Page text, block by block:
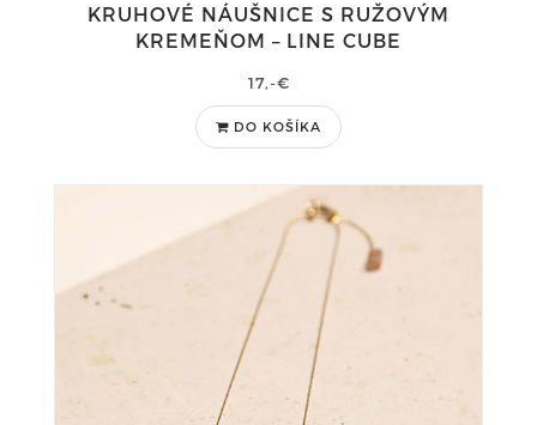
KRUHOVÉ NÁUŠNICE S RUŽOVÝM
KREMEŇOM – LINE CUBE
17,-€
DO KOŠÍKA